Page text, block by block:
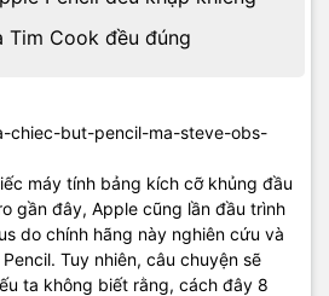
Tim Cook đều đúng
máy tính bảng kích cỡ khủng đầu
gần đây, Apple cũng lần đầu trình
do chính hãng này nghiên cứu và
Tuy nhiên, câu chuyện sẽ
ta không biết rằng, cách đây 8